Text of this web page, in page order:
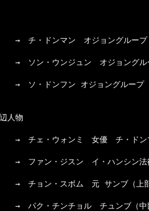
→　チ・ドンマン　オジョングループ
ソン・ウンジュン　オジョングル
ソ・ドンフン オジョングループ
物
チェ・ウォンミ　女優　チ・ドン
ァン・ジスン　イ・ハンシン法
チョン・スボム　元 サンブ（上部
・チンチョル　チュンブ（中部